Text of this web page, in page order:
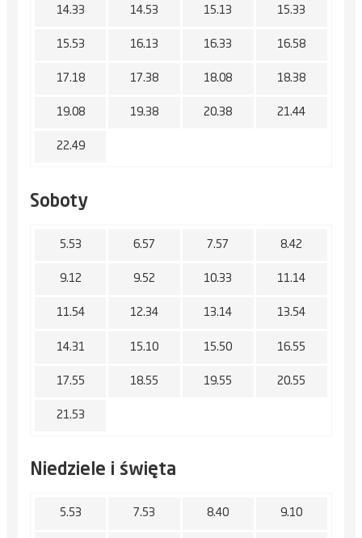
14.33 14.53 15.13 15.33
15.53 16.13 16.33 16.58
17.18 17.38 18.08 18.38
19.08 19.38 20.38 21.44
22.49
Soboty
5.53 6.57 7.57 8.42
9.12 9.52 10.33 11.14
11.54 12.34 13.14 13.54
14.31 15.10 15.50 16.55
17.55 18.55 19.55 20.55
21.53
Niedziele i święta
5.53 7.53 8.40 9.10